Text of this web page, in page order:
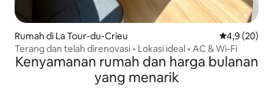
Rumah di La Tour-du-Crieu Nilai rata-
4,9 (20)
Terang dan telah direnovasi • Lokasi ideal • AC & Wi-Fi
Kenyamanan rumah dan harga bulanan
yang menarik